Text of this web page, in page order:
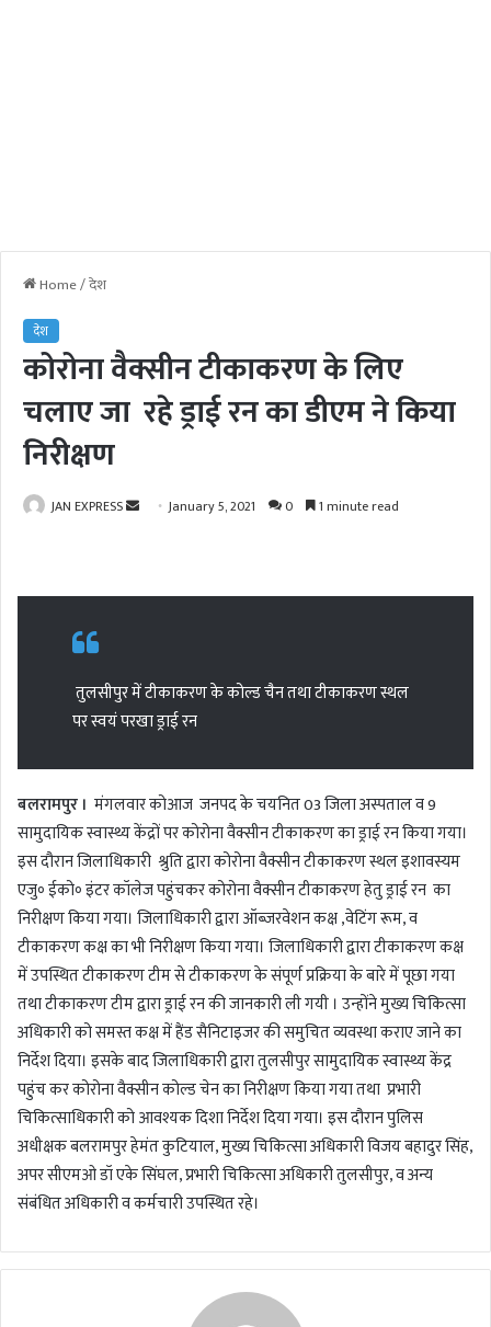
Home/देश
देश
कोरोना वैक्सीन टीकाकरण के लिए
चलाए जा रहे ड्राई रन का डीएम ने किया
निरीक्षण
JAN EXPRESS
m
a
l
January 5, 2021 0 1 minute read
तुलसीपुर में टीकाकरण के कोल्ड चैन तथा टीकाकरण स्थल
पर स्वयं परखा ड्राई रन
बलरामपुर । मंगलवार कोआज जनपद के चयनित 03 जिला अस्पताल व 9
सामुदायिक स्वास्थ्य केंद्रों पर कोरोना वैक्सीन टीकाकरण का ड्राई रन किया गया।
इस दौरान जिलाधिकारी श्रुति द्वारा कोरोना वैक्सीन टीकाकरण स्थल इशावस्यम
एजु॰ ईको॰ इंटर कॉलेज पहुंचकर कोरोना वैक्सीन टीकाकरण हेतु ड्राई रन का
निरीक्षण किया गया। जिलाधिकारी द्वारा ऑब्जरवेशन कक्ष ,वेटिंग रूम, व
टीकाकरण कक्ष का भी निरीक्षण किया गया। जिलाधिकारी द्वारा टीकाकरण कक्ष
में उपस्थित टीकाकरण टीम से टीकाकरण के संपूर्ण प्रक्रिया के बारे में पूछा गया
तथा टीकाकरण टीम द्वारा ड्राई रन की जानकारी ली गयी । उन्होंने मुख्य चिकित्सा
अधिकारी को समस्त कक्ष में हैंड सैनिटाइजर की समुचित व्यवस्था कराए जाने का
निर्देश दिया। इसके बाद जिलाधिकारी द्वारा तुलसीपुर सामुदायिक स्वास्थ्य केंद्र
पहुंच कर कोरोना वैक्सीन कोल्ड चेन का निरीक्षण किया गया तथा प्रभारी
चिकित्साधिकारी को आवश्यक दिशा निर्देश दिया गया। इस दौरान पुलिस
अधीक्षक बलरामपुर हेमंत कुटियाल, मुख्य चिकित्सा अधिकारी विजय बहादुर सिंह,
अपर सीएमओ डॉ एके सिंघल, प्रभारी चिकित्सा अधिकारी तुलसीपुर, व अन्य
संबंधित अधिकारी व कर्मचारी उपस्थित रहे।